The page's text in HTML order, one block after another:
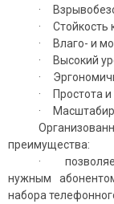
·
· Стойкость
· Влаго- и
· Высокий
·
· Простота и
·
преимущества:
·
нужным
набора